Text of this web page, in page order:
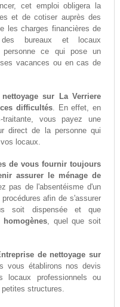
cet emploi obligera la
et de cotiser auprès des
les charges financières de
des bureaux et locaux
personne ce qui pose un
vacances ou en cas de
sur La Verriere
difficultés. En effet, en
vous payez une
direct de la personne qui
locaux.
de vous fournir toujours
assurer le ménage de
pas de l'absentéisme d'un
afin de s'assurer
soit dispensée et que
, quel que soit
de nettoyage sur
vous établirons nos devis
locaux professionnels ou
structures.